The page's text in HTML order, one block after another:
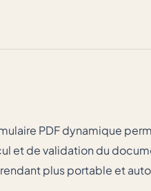
PDF dynamique
et de validation du
plus portable et